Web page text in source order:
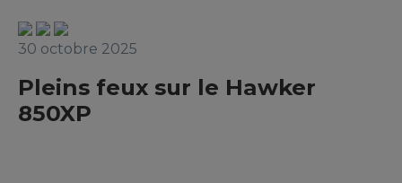
30 octobre 2025
Pleins feux sur le Hawker
850XP